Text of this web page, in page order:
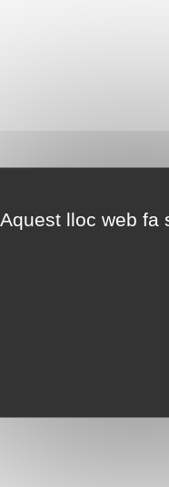
Aquest lloc web fa